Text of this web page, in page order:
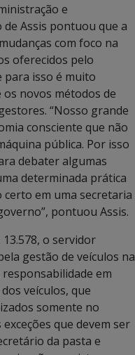
e
Assis pontuou que a
com foco na
oferecidos pelo
para isso é muito
novos métodos de
“Nosso grande
consciente que não
pública. Por isso
debater algumas
determinada prática
certo em uma secretaria
pontuou Assis.
o servidor
gestão de veículos na
em
veículos, que
somente no
que devem ser
da pasta e